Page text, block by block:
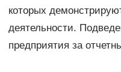
которых
деятельности.
предприятия за